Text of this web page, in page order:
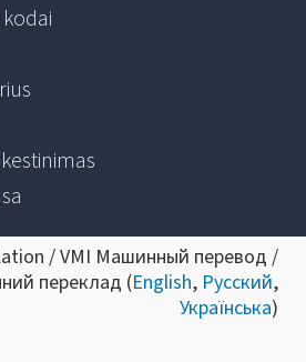
/ VMI Машинный перевод /
переклад (English, Русский,
Українська)